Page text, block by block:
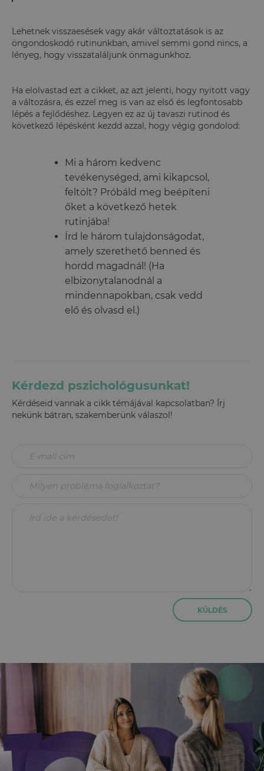
Lehetnek visszaesések vagy akár változtatások is az
öngondoskodó rutinunkban, amivel semmi gond nincs, a
lényeg, hogy visszataláljunk önmagunkhoz.
Ha elolvastad ezt a cikket, az azt jelenti, hogy nyitott vagy
a változásra, és ezzel meg is van az első és legfontosabb
lépés a fejlődéshez. Legyen ez az új tavaszi rutinod és
következő lépésként kezdd azzal, hogy végig gondolod:
Mi a három kedvenc
tevékenységed, ami kikapcsol,
feltölt? Próbáld meg beépíteni
őket a következő hetek
rutinjába!
Írd le három tulajdonságodat,
amely szerethető benned és
hordd magadnál! (Ha
elbizonytalanodnál a
mindennapokban, csak vedd
elő és olvasd el.)
Kérdezd pszichológusunkat!
Kérdéseid vannak a cikk témájával kapcsolatban? Írj
nekünk bátran, szakemberünk válaszol!
KÜLDÉS